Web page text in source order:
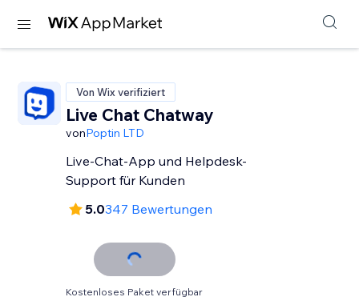
Von Wix verifiziert
Live Chat Chatway
vonPoptin LTD
Live-Chat-App und Helpdesk-
Support für Kunden
5.0347 Bewertungen
Kostenloses Paket verfügbar